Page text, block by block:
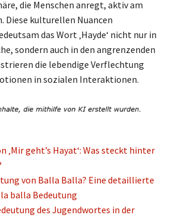
die Menschen anregt, aktiv am
Diese kulturellen Nuancen
das Wort ‚Hayde‘ nicht nur in
sondern auch in den angrenzenden
die lebendige Verflechtung
in sozialen Interaktionen.
‚Mir geht’s Hayat‘: Was steckt hinter
von Balla Balla? Eine detaillierte
balla Bedeutung
des Jugendwortes in der